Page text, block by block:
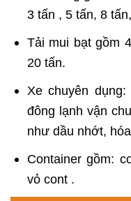
3 tấn , 5 tấn, 8
Tải mui bạt gồm
20 tấn.
Xe chuyên
đông lạnh vận
như dầu nhớt,
Container gồm:
vỏ cont .